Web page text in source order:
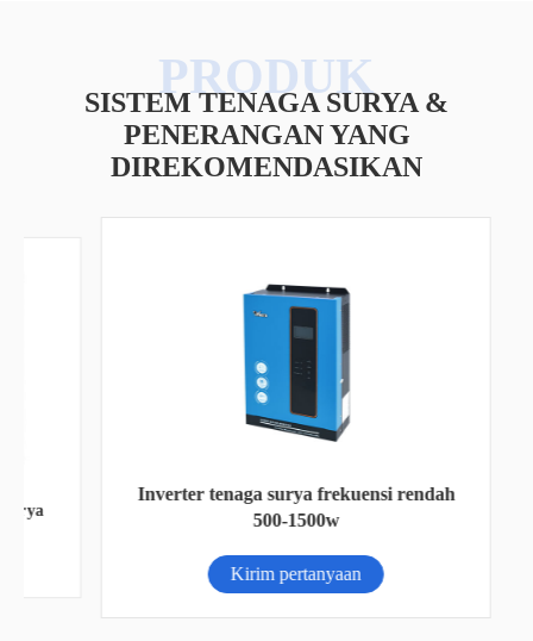
SISTEM TENAGA SURYA &
PENERANGAN YANG
DIREKOMENDASIKAN
Inverter tenaga surya frekuensi rendah
500-1500w
Kirim pertanyaan